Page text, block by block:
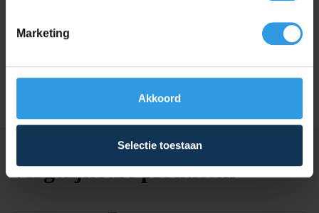
Marketing
Akkoord
Selectie toestaan
Glansgraad Hoogglans
Vergelijkbare producten